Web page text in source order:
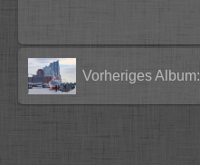
Vorheriges Album: